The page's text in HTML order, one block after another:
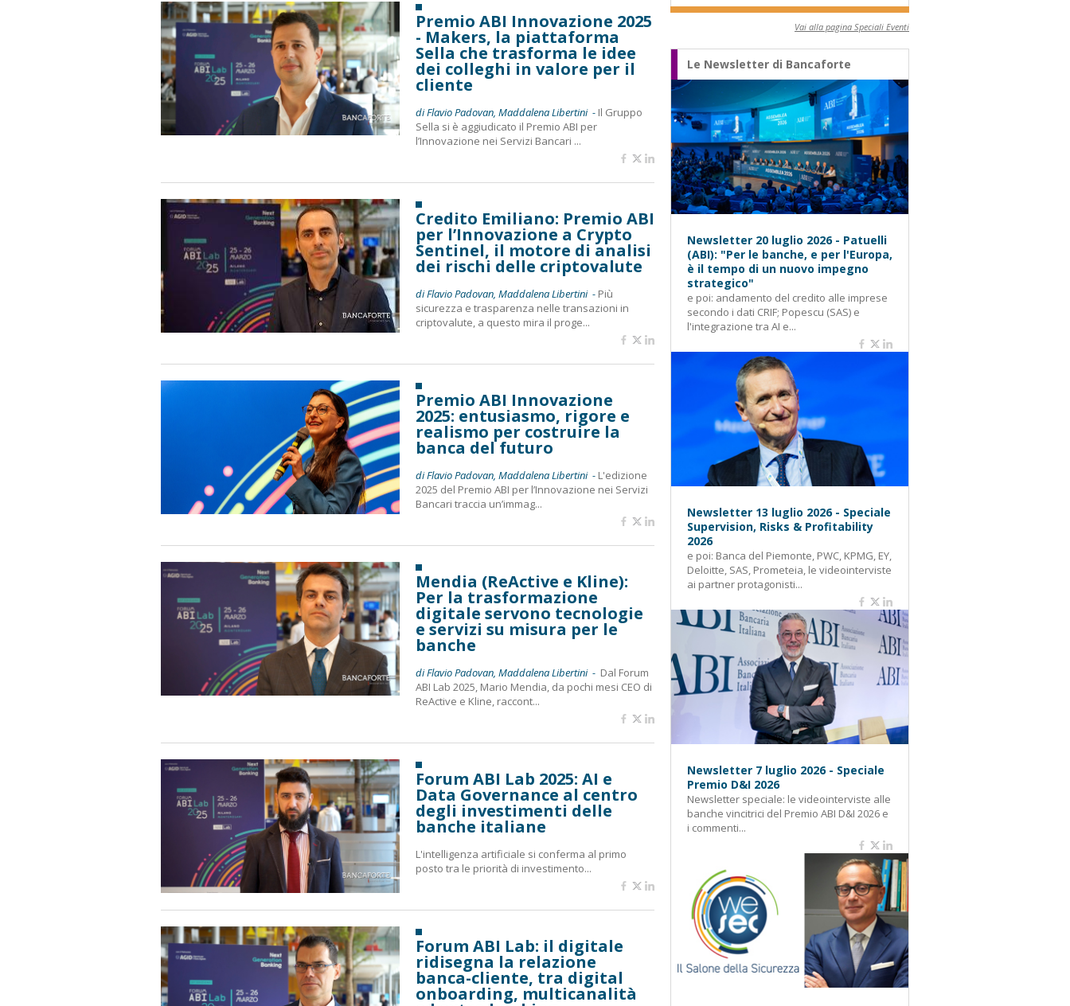
Premio ABI Innovazione 2025
- Makers, la piattaforma
Sella che trasforma le idee
dei colleghi in valore per il
cliente
di Flavio Padovan, Maddalena Libertini - Il Gruppo
Sella si è aggiudicato il Premio ABI per
l’Innovazione nei Servizi Bancari ...
Credito Emiliano: Premio ABI
per l’Innovazione a Crypto
Sentinel, il motore di analisi
dei rischi delle criptovalute
di Flavio Padovan, Maddalena Libertini - Più
sicurezza e trasparenza nelle transazioni in
criptovalute, a questo mira il proge...
Premio ABI Innovazione
2025: entusiasmo, rigore e
realismo per costruire la
banca del futuro
di Flavio Padovan, Maddalena Libertini - L'edizione
2025 del Premio ABI per l’Innovazione nei Servizi
Bancari traccia un’immag...
Mendia (ReActive e Kline):
Per la trasformazione
digitale servono tecnologie
e servizi su misura per le
banche
di Flavio Padovan, Maddalena Libertini - Dal Forum
ABI Lab 2025, Mario Mendia, da pochi mesi CEO di
ReActive e Kline, raccont...
Forum ABI Lab 2025: AI e
Data Governance al centro
degli investimenti delle
banche italiane
L'intelligenza artificiale si conferma al primo
posto tra le priorità di investimento...
Forum ABI Lab: il digitale
ridisegna la relazione
banca-cliente, tra digital
onboarding, multicanalità
Vai alla pagina Speciali Eventi
Le Newsletter di Bancaforte
Newsletter 20 luglio 2026 - Patuelli
(ABI): "Per le banche, e per l'Europa,
è il tempo di un nuovo impegno
strategico"
e poi: andamento del credito alle imprese
secondo i dati CRIF; Popescu (SAS) e
l'integrazione tra AI e...
Newsletter 13 luglio 2026 - Speciale
Supervision, Risks & Profitability
2026
e poi: Banca del Piemonte, PWC, KPMG, EY,
Deloitte, SAS, Prometeia, le videointerviste
ai partner protagonisti...
Newsletter 7 luglio 2026 - Speciale
Premio D&I 2026
Newsletter speciale: le videointerviste alle
banche vincitrici del Premio ABI D&I 2026 e
i commenti...